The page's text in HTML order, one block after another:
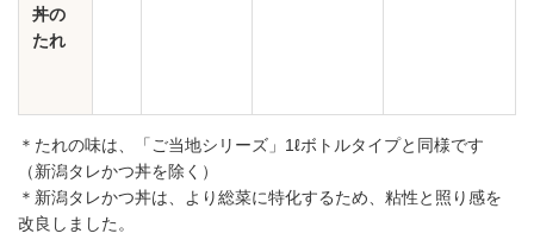
丼の
たれ
＊たれの味は、「ご当地シリーズ」1ℓボトルタイプと同様です
（新潟タレかつ丼を除く）
＊新潟タレかつ丼は、より総菜に特化するため、粘性と照り感を
改良しました。